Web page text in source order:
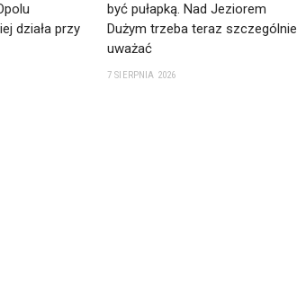
działa przy
być pułapką. Nad Jeziorem
Dużym trzeba teraz szczególnie
uważać
7 SIERPNIA 2026